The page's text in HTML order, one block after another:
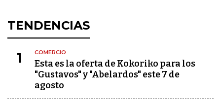
TENDENCIAS
1 COMERCIO
Esta es la oferta de Kokoriko para los
"Gustavos" y "Abelardos" este 7 de
agosto